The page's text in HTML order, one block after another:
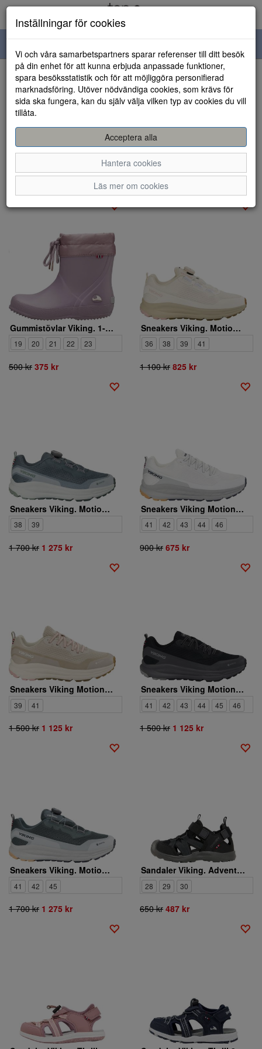
navigation
Visa filter
Varumärke: Viking
Rensa
Viking
Gummistövlar Viking. 1-16000 9498
19 20 21 22 23
500 kr 375 kr
Sneakers Viking. Motion Low BOA W
36 38 39 41
1 100 kr 825 kr
Sneakers Viking. Motion Low GTX BOA W
38 39
1 700 kr 1 275 kr
Sneakers Viking Motion Low M
41 42 43 44 46
900 kr 675 kr
Sneakers Viking Motion Low GTX W
39 41
1 500 kr 1 125 kr
Sneakers Viking Motion Low GTX M
41 42 43 44 45 46
1 500 kr 1 125 kr
Sneakers Viking. Motion Low GTX BOA M
41 42 45
1 700 kr 1 275 kr
Sandaler Viking. Adventure
28 29 30
650 kr 487 kr
Inställningar för cookies
Vi och våra samarbetspartners sparar referenser till ditt besök
på din enhet för att kunna erbjuda anpassade funktioner,
spara besöksstatistik och för att möjliggöra personifierad
marknadsföring. Utöver nödvändiga cookies, som krävs för
sida ska fungera, kan du själv välja vilken typ av cookies du vill
tillåta.
Acceptera alla
Hantera cookies
Läs mer om cookies